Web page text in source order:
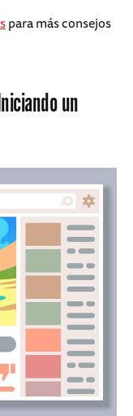
para más consejos
un